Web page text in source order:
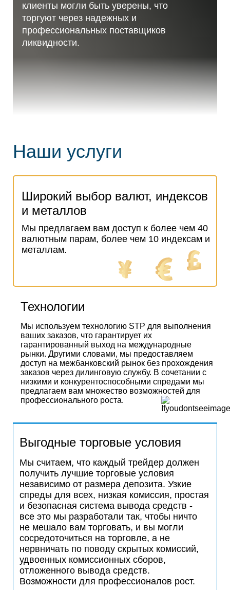
клиенты могли быть уверены, что
торгуют через надежных и
профессиональных поставщиков
ликвидности.
Наши услуги
Широкий выбор валют, индексов
и металлов
Мы предлагаем вам доступ к более чем 40
валютным парам, более чем 10 индексам и
металлам.
Технологии
Мы используем технологию STP для выполнения
ваших заказов, что гарантирует их
гарантированный выход на международные
рынки. Другими словами, мы предоставляем
доступ на межбанковский рынок без прохождения
заказов через дилинговую службу. В сочетании с
низкими и конкурентоспособными спредами мы
предлагаем вам множество возможностей для
профессионального роста.
Выгодные торговые условия
Мы считаем, что каждый трейдер должен
получить лучшие торговые условия
независимо от размера депозита. Узкие
спреды для всех, низкая комиссия, простая
и безопасная система вывода средств -
все это мы разработали так, чтобы ничто
не мешало вам торговать, и вы могли
сосредоточиться на торговле, а не
нервничать по поводу скрытых комиссий,
удвоенных комиссионных сборов,
отложенного вывода средств.
Возможности для профессионалов рост.